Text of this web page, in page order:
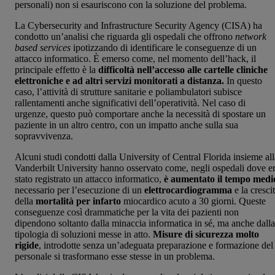
personali) non si esauriscono con la soluzione del problema.
La Cybersecurity and Infrastructure Security Agency (CISA) ha
condotto un’analisi che riguarda gli ospedali che offrono network
based services ipotizzando di identificare le conseguenze di un
attacco informatico. È emerso come, nel momento dell’hack, il
principale effetto è la difficoltà nell’accesso alle cartelle cliniche
elettroniche e ad altri servizi monitorati a distanza. In questo
caso, l’attività di strutture sanitarie e poliambulatori subisce
rallentamenti anche significativi dell’operatività. Nel caso di
urgenze, questo può comportare anche la necessità di spostare un
paziente in un altro centro, con un impatto anche sulla sua
sopravvivenza.
Alcuni studi condotti dalla University of Central Florida insieme
Vanderbilt University hanno osservato come, negli ospedali dove
stato registrato un attacco informatico, è aumentato il tempo
necessario per l’esecuzione di un elettrocardiogramma e la
della mortalità per infarto miocardico acuto a 30 giorni. Queste
conseguenze così drammatiche per la vita dei pazienti non
dipendono soltanto dalla minaccia informatica in sé, ma anche dalla
tipologia di soluzioni messe in atto. Misure di sicurezza molto
rigide, introdotte senza un’adeguata preparazione e formazione del
personale si trasformano esse stesse in un problema.